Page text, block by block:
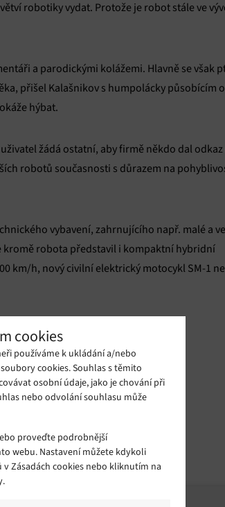
cookies
používáme k ukládání a/nebo
cookies. Souhlas s těmito
osobní údaje, jako je chování při
nebo odvolání souhlasu může
proveďte podrobnější
webu. Nastavení můžete kdykoli
Zásadách cookies nebo kliknutím na
robotiky vydat. Protože je robot stále ve
a parodickými kolážemi. Hlavně se však
přišel Kalašnikov s humpolácky působícím
hýbat.
žádá ostatní, aby firmě někdo dal
robotů současnosti s důrazem na
vybavení, zahrnujícího např. malé a
kromě robota představil i kompaktní hybridní
km/h, nový civilní elektrický motocykl SM-1